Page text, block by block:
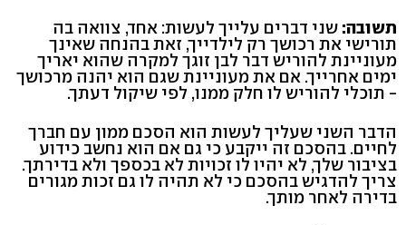
תשובה: שני דברים עלייך לעשות: אחד, צוואה בה
תורישי את רכושך רק לילדייך, זאת בהנחה שאינך
מעוניינת להוריש דבר לבן זוגך למקרה שהוא יאריך
ימים אחרייך. אם את מעוניינת שגם הוא יהנה מרכושך
- תוכלי להוריש לו חלק ממנו, לפי שיקול דעתך.
הדבר השני שעליך לעשות הוא הסכם ממון עם חברך
לחיים. בהסכם זה ייקבע כי גם אם הוא נחשב כידוע
בציבור שלך, לא יהיו לו זכויות לא בכספך ולא בדירתך.
צריך להדגיש בהסכם כי לא תהיה לו גם זכות מגורים
בדירה לאחר מותך.